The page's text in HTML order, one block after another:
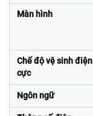
Màn hình
Chế độ vệ sinh điện
cực
Ngôn ngữ